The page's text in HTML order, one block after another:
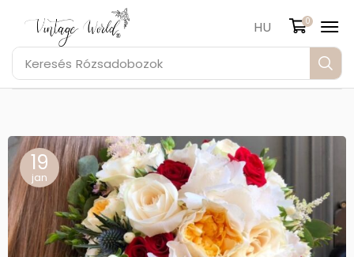
Keresés Rózsadobozok
HU 0
19
jan